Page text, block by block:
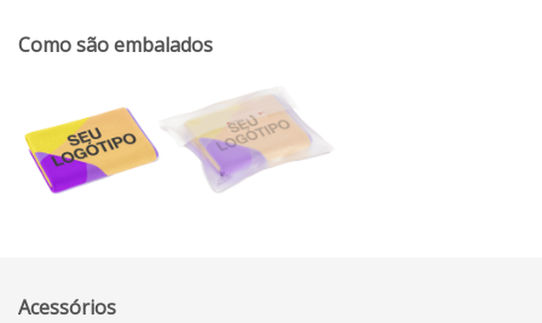
Como são embalados
Acessórios